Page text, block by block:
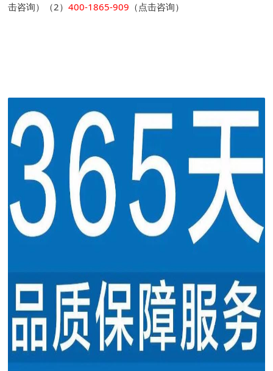
击咨询）（2）400-1865-909 （点击咨询）